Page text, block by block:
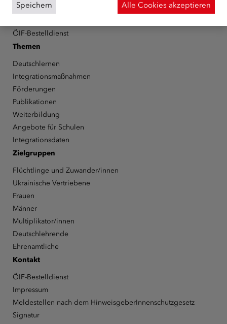
Informationen erhalten
ÖIF-Bestelldienst
Themen
Deutschlernen
Integrationsmaßnahmen
Förderungen
Publikationen
Weiterbildung
Angebote für Schulen
Integrationsdaten
Zielgruppen
Flüchtlinge und Zuwander/innen
Ukrainische Vertriebene
Frauen
Männer
Multiplikator/innen
Deutschlehrende
Ehrenamtliche
Kontakt
ÖIF-Bestelldienst
Impressum
Meldestellen nach dem HinweisgeberInnenschutzgesetz
Signatur
Speichern Alle Cookies akzeptieren